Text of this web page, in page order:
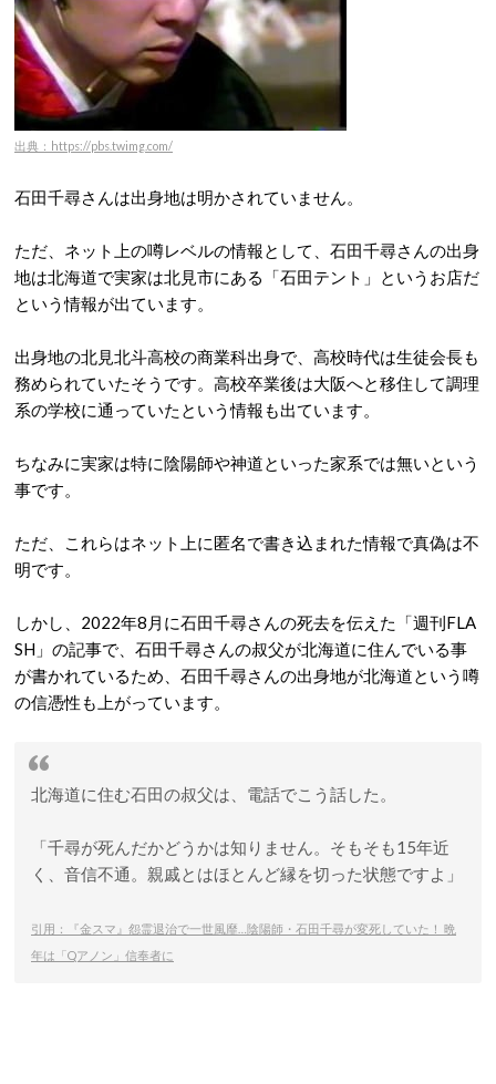
出典：https://pbs.twimg.com/
石田千尋さんは出身地は明かされていません。
ただ、ネット上の噂レベルの情報として、石田千尋さんの出身
地は北海道で実家は北見市にある「石田テント」というお店だ
という情報が出ています。
出身地の北見北斗高校の商業科出身で、高校時代は生徒会長も
務められていたそうです。高校卒業後は大阪へと移住して調理
系の学校に通っていたという情報も出ています。
ちなみに実家は特に陰陽師や神道といった家系では無いという
事です。
ただ、これらはネット上に匿名で書き込まれた情報で真偽は不
明です。
しかし、2022年8月に石田千尋さんの死去を伝えた「週刊FLA
SH」の記事で、石田千尋さんの叔父が北海道に住んでいる事
が書かれているため、石田千尋さんの出身地が北海道という噂
の信憑性も上がっています。
北海道に住む石田の叔父は、電話でこう話した。
「千尋が死んだかどうかは知りません。そもそも15年近
く、音信不通。親戚とはほとんど縁を切った状態ですよ」
引用：『金スマ』怨霊退治で一世風靡…陰陽師・石田千尋が変死していた！ 晩
年は「Qアノン」信奉者に